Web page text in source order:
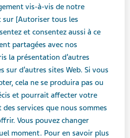
soins est
rude traversée
éviter les
vis-à-vis de notre
[Autoriser tous les
et consentez aussi à ce
partagées avec nos
la présentation d’autres
sur d’autres sites Web. Si vous
cela ne se produira pas ou
et pourrait affecter votre
services que nous sommes
Vous pouvez changer
moment. Pour en savoir plus